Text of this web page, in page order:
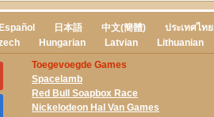
Español 日本語 中文(簡體) ประเทศไทย
Hungarian Latvian Lithuanian
Toegevoegde Games
Spacelamb
Red Bull Soapbox Race
Nickelodeon Hal Van Games